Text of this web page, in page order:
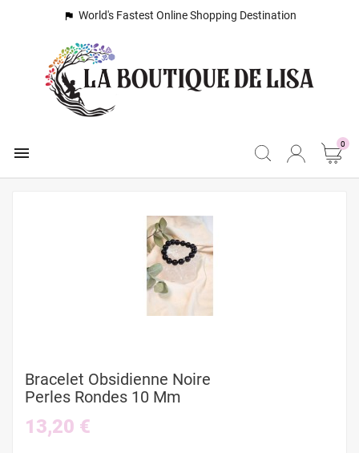
 World's Fastest Online Shopping Destination
 0
Bracelet Obsidienne Noire
Perles Rondes 10 Mm
13,20 €